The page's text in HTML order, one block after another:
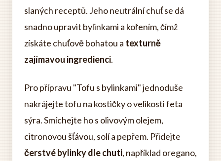
slaných receptů. Jeho neutrální chuť se dá
snadno upravit bylinkami a kořením, čímž
získáte chuťově bohatou a texturně
zajímavou ingredienci.
Pro přípravu "Tofu s bylinkami" jednoduše
nakrájejte tofu na kostičky o velikosti feta
sýra. Smíchejte ho s olivovým olejem,
citronovou šťávou, solí a pepřem. Přidejte
čerstvé bylinky dle chuti, například oregano,